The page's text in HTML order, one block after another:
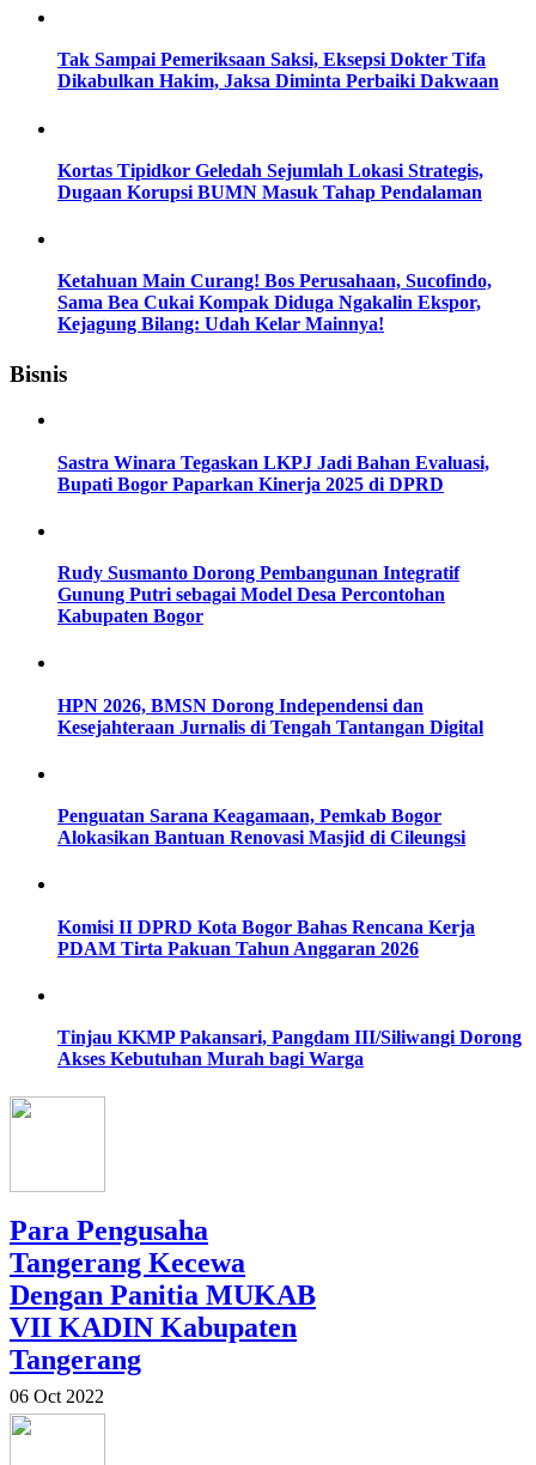
Tak Sampai Pemeriksaan Saksi, Eksepsi Dokter Tifa
Dikabulkan Hakim, Jaksa Diminta Perbaiki Dakwaan
Kortas Tipidkor Geledah Sejumlah Lokasi Strategis,
Dugaan Korupsi BUMN Masuk Tahap Pendalaman
Ketahuan Main Curang! Bos Perusahaan, Sucofindo,
Sama Bea Cukai Kompak Diduga Ngakalin Ekspor,
Kejagung Bilang: Udah Kelar Mainnya!
Bisnis
Sastra Winara Tegaskan LKPJ Jadi Bahan Evaluasi,
Bupati Bogor Paparkan Kinerja 2025 di DPRD
Rudy Susmanto Dorong Pembangunan Integratif
Gunung Putri sebagai Model Desa Percontohan
Kabupaten Bogor
HPN 2026, BMSN Dorong Independensi dan
Kesejahteraan Jurnalis di Tengah Tantangan Digital
Penguatan Sarana Keagamaan, Pemkab Bogor
Alokasikan Bantuan Renovasi Masjid di Cileungsi
Komisi II DPRD Kota Bogor Bahas Rencana Kerja
PDAM Tirta Pakuan Tahun Anggaran 2026
Tinjau KKMP Pakansari, Pangdam III/Siliwangi Dorong
Akses Kebutuhan Murah bagi Warga
Para Pengusaha
Tangerang Kecewa
Dengan Panitia MUKAB
VII KADIN Kabupaten
Tangerang
06 Oct 2022